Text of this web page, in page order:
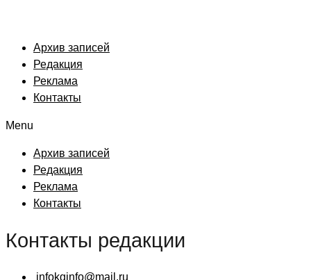
Архив записей
Редакция
Реклама
Контакты
Menu
Архив записей
Редакция
Реклама
Контакты
Контакты редакции
infokginfo@mail.ru